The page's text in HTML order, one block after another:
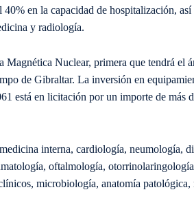
en la capacidad de hospitalización,
y radiología.
Nuclear, primera que tendrá el
de Gibraltar. La inversión en
está en licitación por un importe de más
interna, cardiología, neumología,
oftalmología,
microbiología, anatomía